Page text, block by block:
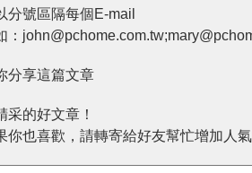
分號區隔每個E-mail
：
分享這篇文章
采的好文章！
你也喜歡，請轉寄給好友幫忙增加人